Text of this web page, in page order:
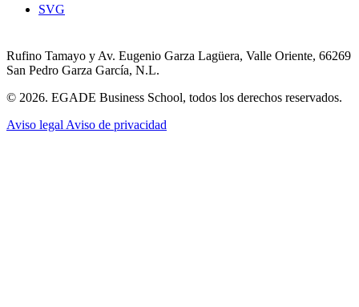
SVG
Rufino Tamayo y Av. Eugenio Garza Lagüera, Valle Oriente, 66269
San Pedro Garza García, N.L.
© 2026. EGADE Business School, todos los derechos reservados.
Aviso legal Aviso de privacidad